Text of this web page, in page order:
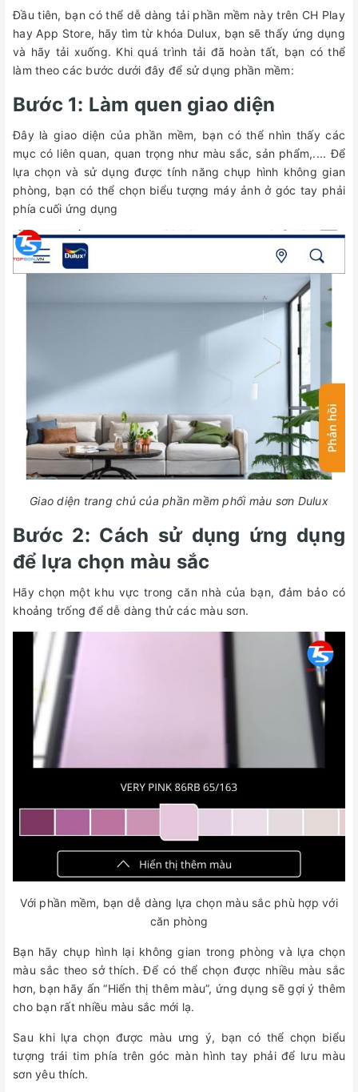
Đầu tiên, bạn có thể dễ dàng tải phần mềm này trên CH Play
hay App Store, hãy tìm từ khóa Dulux, bạn sẽ thấy ứng dụng
và hãy tải xuống. Khi quá trình tải đã hoàn tất, bạn có thể
làm theo các bước dưới đây để sử dụng phần mềm:
Bước 1: Làm quen giao diện
Đây là giao diện của phần mềm, bạn có thể nhìn thấy các
mục có liên quan, quan trọng như màu sắc, sản phẩm,.... Để
lựa chọn và sử dụng được tính năng chụp hình không gian
phòng, bạn có thể chọn biểu tượng máy ảnh ở góc tay phải
phía cuối ứng dụng
Giao diện trang chủ của phần mềm phối màu sơn Dulux
Bước 2: Cách sử dụng ứng dụng
để lựa chọn màu sắc
Hãy chọn một khu vực trong căn nhà của bạn, đảm bảo có
khoảng trống để dễ dàng thử các màu sơn.
Với phần mềm, bạn dễ dàng lựa chọn màu sắc phù hợp với
căn phòng
Bạn hãy chụp hình lại không gian trong phòng và lựa chọn
màu sắc theo sở thích. Để có thể chọn được nhiều màu sắc
hơn, bạn hãy ấn “Hiển thị thêm màu”, ứng dụng sẽ gợi ý thêm
cho bạn rất nhiều màu sắc mới lạ.
Sau khi lựa chọn được màu ưng ý, bạn có thể chọn biểu
tượng trái tim phía trên góc màn hình tay phải để lưu màu
sơn yêu thích.